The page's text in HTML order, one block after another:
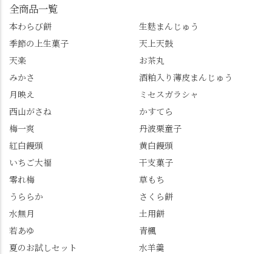
全商品一覧
本わらび餅
生麩まんじゅう
季節の上生菓子
天上天鼓
天楽
お茶丸
みかさ
酒粕入り薄皮まんじゅう
月映え
ミセスガラシャ
西山がさね
かすてら
梅一爽
丹波栗童子
紅白饅頭
黄白饅頭
いちご大福
干支菓子
零れ梅
草もち
うららか
さくら餅
水無月
土用餅
若あゆ
青楓
夏のお試しセット
水羊羹